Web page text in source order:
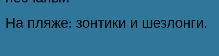
На пляже: зонтики и шезлонги.